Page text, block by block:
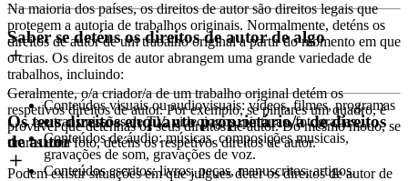
Na maioria dos países, os direitos de autor são direitos legais que
protegem a autoria de trabalhos originais. Normalmente, deténs os
direitos de autor de um trabalho original a partir do momento em que
o crias. Os direitos de autor abrangem uma grande variedade de
trabalhos, incluindo:
Conteúdos visuais ou audiovisuais: vídeos, filmes, programas
e transmissões de TV, videojogos, pinturas, fotografias.
Conteúdos de áudio: músicas, composições musicais,
gravações de som, gravações de voz.
Conteúdos escritos: livros, peças, manuscritos, artigos,
Saber se deténs os direitos de autor de algo
Geralmente, o/a criador/a de um trabalho original detém os
respetivos direitos de autor. Por exemplo, se pintares um quadro, é
provável que detenhas os seus direitos de autor. Do mesmo modo, se
tirares uma foto, deténs os respetivos direitos de autor.
Podem existir situações em que julgues deter os direitos de autor de
Os teus direitos enquanto proprietário/a de direitos
de autor